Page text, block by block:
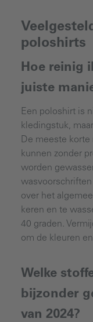
poloshirts
Hoe reinig
juiste
Een poloshirt is
kledingstuk,
De meeste
kunnen zonder
worden
over het
keren en te
40 graden.
om de kleuren
Welke
bijzonder
van 2024?